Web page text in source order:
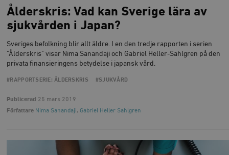
Ålderskris: Vad kan Sverige lära av
sjukvården i Japan?
Sveriges befolkning blir allt äldre. I en den tredje rapporten i serien
"Ålderskris" visar Nima Sanandaji och Gabriel Heller-Sahlgren på den
privata finansieringens betydelse i japansk vård.
#RAPPORTSERIE: ÅLDERSKRIS #SJUKVÅRD
Publicerad 25 mars 2019
Författare Nima Sanandaji, Gabriel Heller Sahlgren